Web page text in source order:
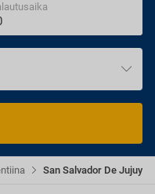
San Salvador De Jujuy